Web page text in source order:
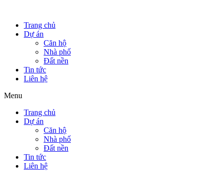
Trang chủ
Dự án
Căn hộ
Nhà phố
Đất nền
Tin tức
Liên hệ
Menu
Trang chủ
Dự án
Căn hộ
Nhà phố
Đất nền
Tin tức
Liên hệ